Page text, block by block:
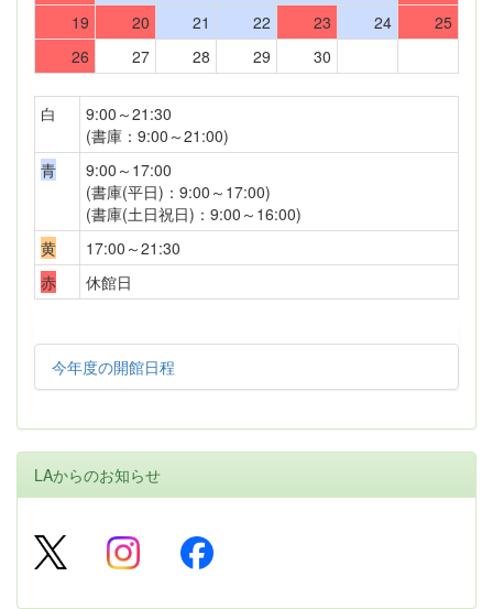
19
20 21 22 23 24
25
26
27 28 29 30
白
9:00～21:30
(書庫：9:00～21:00)
青
9:00～17:00
(書庫(平日)：9:00～17:00)
(書庫(土日祝日)：9:00～16:00)
黄
17:00～21:30
赤
休館日
今年度の開館日程
LAからのお知らせ